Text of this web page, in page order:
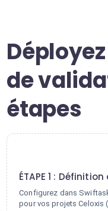
de
étapes
ÉTAPE 1 :
Configurez dans
pour vos projets Celoxis